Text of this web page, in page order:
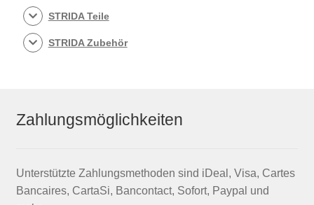
STRIDA Teile
STRIDA Zubehör
Zahlungsmöglichkeiten
Unterstützte Zahlungsmethoden sind iDeal, Visa, Cartes
Bancaires, CartaSi, Bancontact, Sofort, Paypal und